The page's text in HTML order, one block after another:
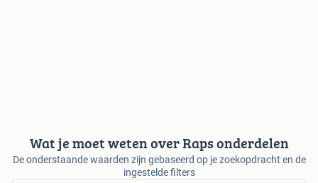
Wat je moet weten over Raps onderdelen
De onderstaande waarden zijn gebaseerd op je zoekopdracht en de
ingestelde filters